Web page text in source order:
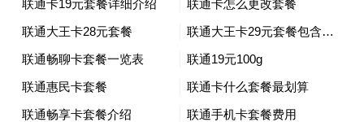
将人民满意作为最高标尺，坚持问需、问
计、问效于民，激活共建共治共享新动能。
“派单管理”闭环机制让民意直通决策。通过
“群众点单、政府接单”，丰城动态收集涵盖